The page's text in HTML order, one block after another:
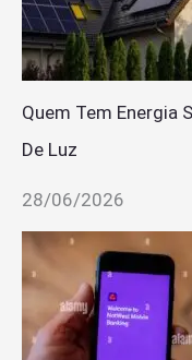
Quem Tem Energia
De Luz
28/06/2026